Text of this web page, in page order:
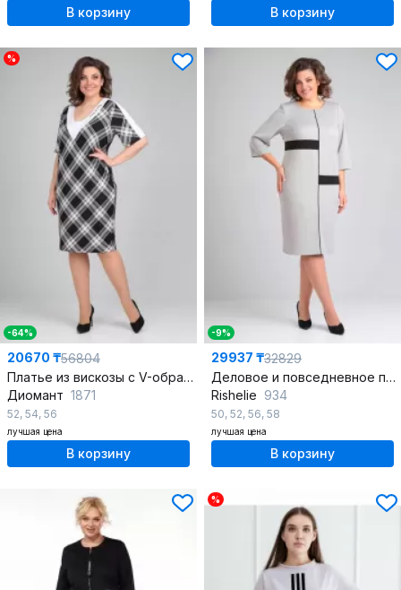
В корзину В корзину
%
-64%
20670 ₸56804
Платье из вискозы с V-образным вырезом и отделочной тканью
Диомант 1871
52, 54, 56
лучшая цена
В корзину
-9%
29937 ₸32829
Деловое и повседневное платье с вытачками и декоративными элементами
Rishelie 934
50, 52, 56, 58
лучшая цена
В корзину
%